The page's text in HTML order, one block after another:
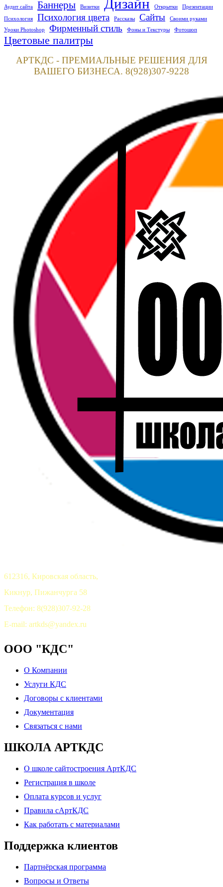
Аудит сайта Баннеры Визитки Дизайн Открытки Презентации
Психология Психология цвета Рассказы Сайты
Своими руками
Уроки Photoshop
Фирменный стиль Фоны и Текстуры Фотошоп
Цветовые палитры
АРТКДС - ПРЕМИАЛЬНЫЕ РЕШЕНИЯ ДЛЯ
ВАШЕГО БИЗНЕСА. 8(928)307-9228
612316, Кировская область,
Кикнур, Пижанчурга 58
Телефон: 8(928)307-92-28
E-mail: artkds@yandex.ru
ООО "КДС"
О Компании
Услуги КДС
Договоры с клиентами
Документация
Связаться с нами
ШКОЛА АРТКДС
О школе сайтостроения АртКДС
Регистрация в школе
Оплата курсов и услуг
Правила сАртКДС
Как работать с материалами
Поддержка клиентов
Партнёрская программа
Вопросы и Ответы